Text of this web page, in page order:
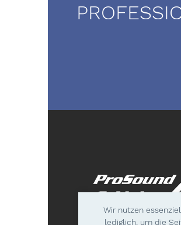
Wir nutzen
lediglich, um die